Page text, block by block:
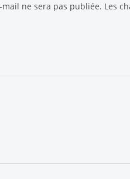
mail ne sera pas publiée. Les